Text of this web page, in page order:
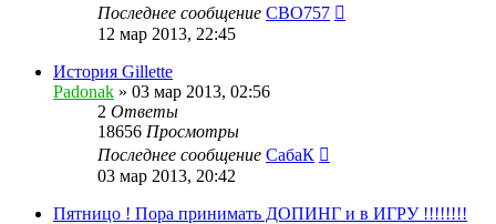
Последнее сообщение CBO757
12 мар 2013, 22:45
История Gillette
Padonak » 03 мар 2013, 02:56
2 Ответы
18656 Просмотры
Последнее сообщение СабаК
03 мар 2013, 20:42
Пятницо ! Пора принимать ДОПИНГ и в ИГРУ !!!!!!!!